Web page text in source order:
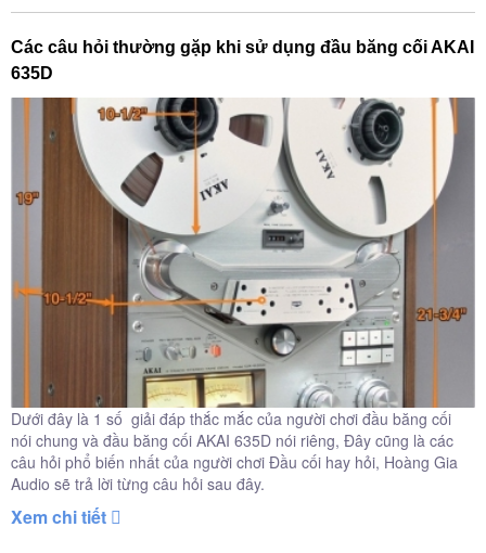
Các câu hỏi thường gặp khi sử dụng đầu băng cối AKAI
635D
Dưới đây là 1 số giải đáp thắc mắc của người chơi đầu băng cối
nói chung và đầu băng cối AKAI 635D nói riêng, Đây cũng là các
câu hỏi phổ biến nhất của người chơi Đầu cối hay hỏi, Hoàng Gia
Audio sẽ trả lời từng câu hỏi sau đây.
Xem chi tiết